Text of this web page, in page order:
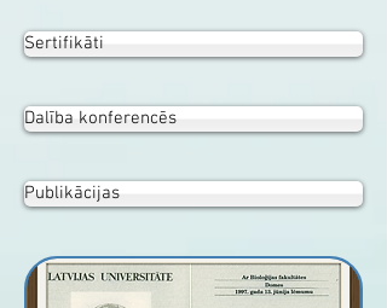
Sertifikāti
Dalība konferencēs
Publikācijas